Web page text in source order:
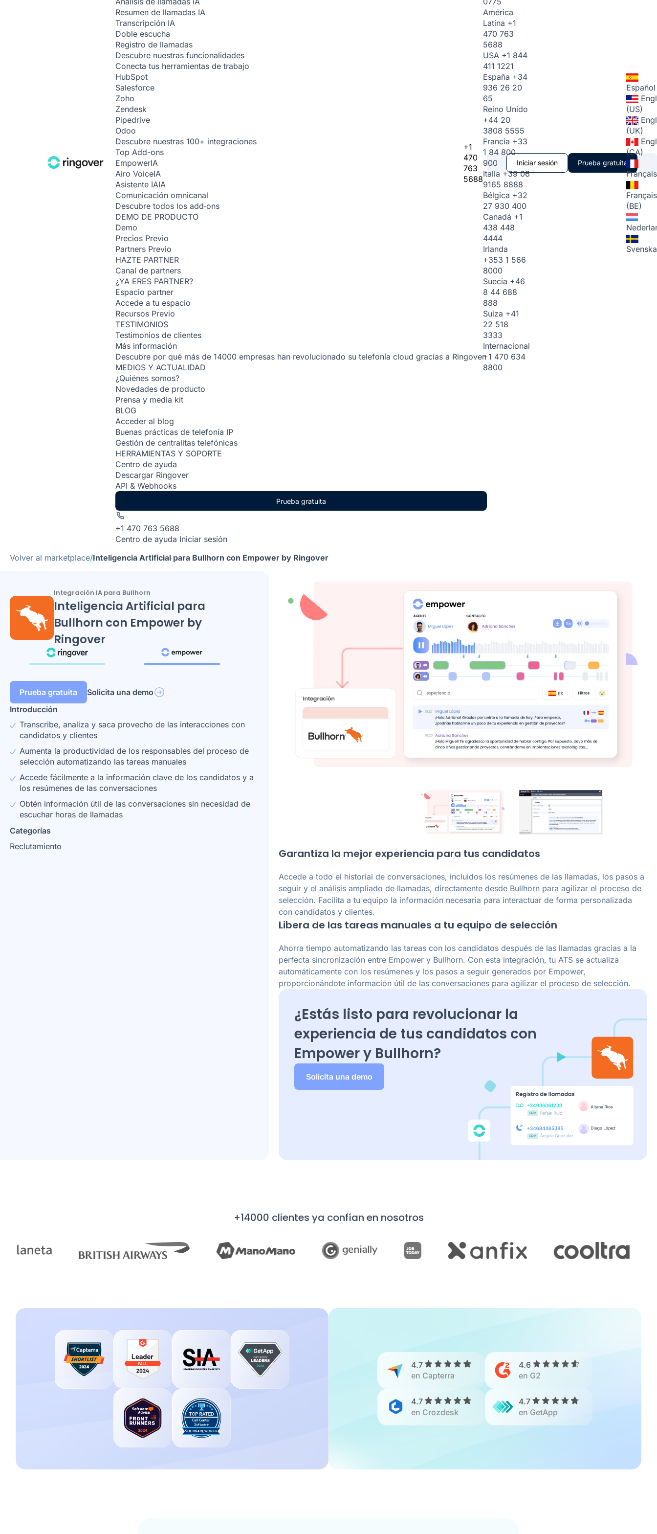
Resumen de llamadas IA
Transcripción IA
Doble escucha
Registro de llamadas
Descubre nuestras funcionalidades
Conecta tus herramientas de trabajo
HubSpot
Salesforce
Zoho
Zendesk
Pipedrive
Odoo
Descubre nuestras 100+ integraciones
Top Add-ons
EmpowerIA
Airo VoiceIA
Asistente IAIA
Comunicación omnicanal
Descubre todos los add‑ons
DEMO DE PRODUCTO
Demo
Precios Previo
Partners Previo
HAZTE PARTNER
Canal de partners
¿YA ERES PARTNER?
Espacio partner
Accede a tu espacio
Recursos Previo
TESTIMONIOS
Testimonios de clientes
Más información
Descubre por qué más de 14000 empresas han revolucionado su telefonía cloud gracias a Ringover.
MEDIOS Y ACTUALIDAD
¿Quiénes somos?
Novedades de producto
Prensa y media kit
BLOG
Acceder al blog
Buenas prácticas de telefonía IP
Gestión de centralitas telefónicas
HERRAMIENTAS Y SOPORTE
Centro de ayuda
Descargar Ringover
API & Webhooks
Prueba gratuita
+1 470 763 5688
Centro de ayuda Iniciar sesión
+1
470
763
5688
América
Latina +1
470 763
5688
USA +1 844
411 1221
España +34
936 26 20
65
Reino Unido
+44 20
3808 5555
Francia +33
1 84 800
900
Italia +39 06
9165 8888
Bélgica +32
27 930 400
Canadá +1
438 448
4444
Irlanda
+353 1 566
8000
Suecia +46
8 44 688
888
Suiza +41
22 518
3333
Internacional
+1 470 634
8800
Iniciar sesión Prueba gratuita
Español
(US)
(UK)
(CA)
Français
Français
(BE)
Svenska
Volver al marketplace/Inteligencia Artificial para Bullhorn con Empower by Ringover
Integración IA para Bullhorn
Inteligencia Artificial para
Bullhorn con Empower by
Ringover
Prueba gratuita
Solicita una demo
Introducción
Transcribe, analiza y saca provecho de las interacciones con
candidatos y clientes
Aumenta la productividad de los responsables del proceso de
selección automatizando las tareas manuales
Accede fácilmente a la información clave de los candidatos y a
los resúmenes de las conversaciones
Obtén información útil de las conversaciones sin necesidad de
escuchar horas de llamadas
Categorías
Reclutamiento
Garantiza la mejor experiencia para tus candidatos
Accede a todo el historial de conversaciones, incluidos los resúmenes de las llamadas, los pasos a
seguir y el análisis ampliado de llamadas, directamente desde Bullhorn para agilizar el proceso de
selección. Facilita a tu equipo la información necesaria para interactuar de forma personalizada
con candidatos y clientes.
Libera de las tareas manuales a tu equipo de selección
Ahorra tiempo automatizando las tareas con los candidatos después de las llamadas gracias a la
perfecta sincronización entre Empower y Bullhorn. Con esta integración, tu ATS se actualiza
automáticamente con los resúmenes y los pasos a seguir generados por Empower,
proporcionándote información útil de las conversaciones para agilizar el proceso de selección.
¿Estás listo para revolucionar la
experiencia de tus candidatos con
Empower y Bullhorn?
Solicita una demo
+14000 clientes ya confían en nosotros
4.7
en Capterra
4.6
en G2
4.7
en Crozdesk
4.7
en GetApp